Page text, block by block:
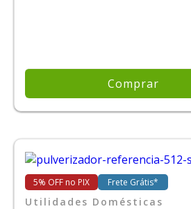
Comprar
5% OFF no PIX Frete Grátis*
Utilidades Domésticas